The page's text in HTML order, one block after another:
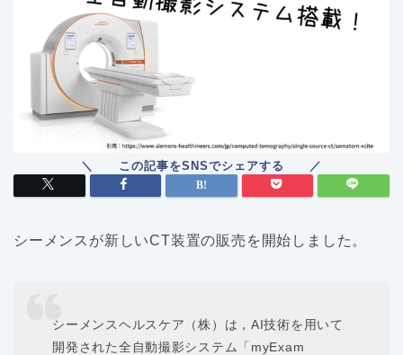
シーメンスが新しいCT装置の販売を開始しました。
シーメンスヘルスケア（株）は，AI技術を用いて
開発された全自動撮影システム「myExam